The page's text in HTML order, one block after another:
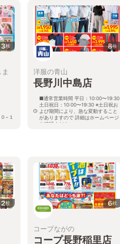
3枚
−１
8枚
洋服の青山
長野川中島店
■通常営業時間 平日：10:00〜19:30
土日祝日：10:00〜19:30 ※土日祝お
よび期間により、急な変動すること
がありますので 詳細はホームページ
を確認ください
2枚 6枚
コープながの
コープ長野稲里店